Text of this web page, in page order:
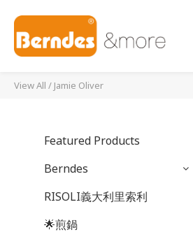
View All / Jamie Oliver
Featured Products
Berndes
RISOLI義大利里索利
🌟煎鍋